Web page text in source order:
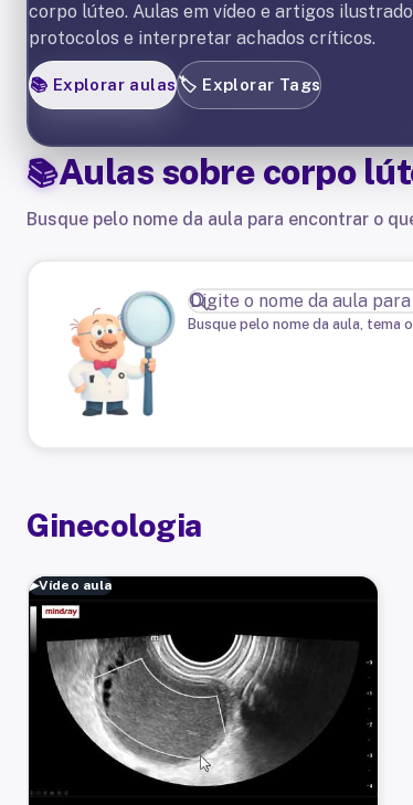
corpo lúteo. Aulas em vídeo e artigos
protocolos e interpretar achados críticos.
📚 Explorar aulas🏷️ Explorar Tags
Aulas sobrecorpo
Busque pelo nome da aula para encontrar o
Busque pelo nome da aula, tema
Ginecologia
▶Vídeo aula